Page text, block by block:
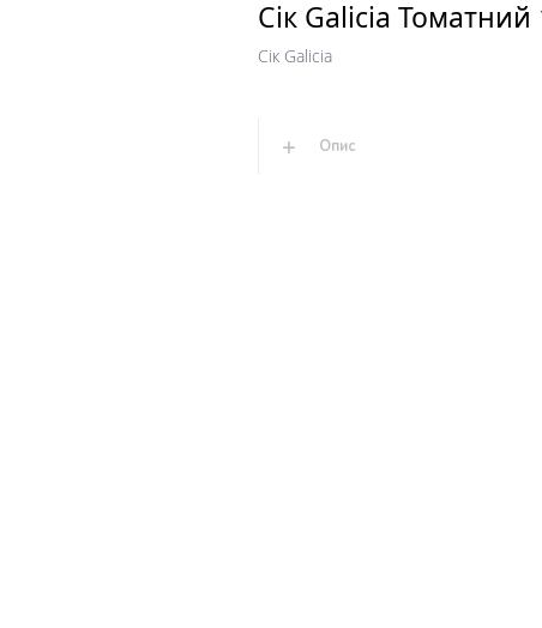
Сік Galicia Томатний
Сік Galicia
Опис